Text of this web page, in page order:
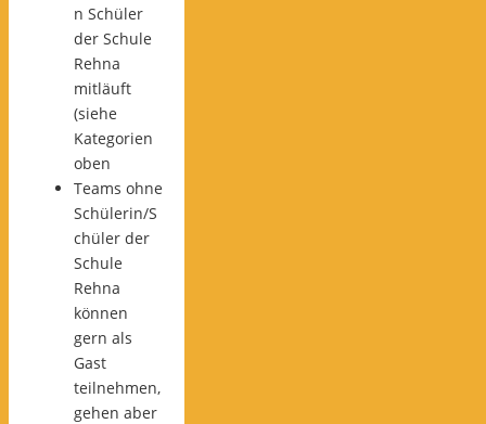
n Schüler
der Schule
Rehna
mitläuft
(siehe
Kategorien
oben
Teams ohne
Schülerin/S
chüler der
Schule
Rehna
können
gern als
Gast
teilnehmen,
gehen aber